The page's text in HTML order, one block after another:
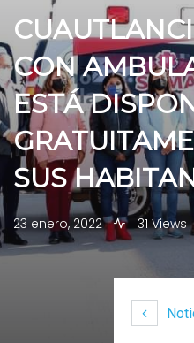
CON
ESTÁ
SUS
23 enero, 2022 31 Views